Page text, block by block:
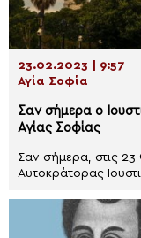
23.02.2023 | 9:57
Αγία Σοφία
Σαν σήμερα ο
Αγίας Σοφίας
Σαν σήμερα, στις
Αυτοκράτορας